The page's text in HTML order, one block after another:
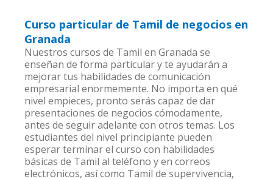
Curso particular de Tamil de negocios en
Granada
Nuestros cursos de Tamil en Granada se
enseñan de forma particular y te ayudarán a
mejorar tus habilidades de comunicación
empresarial enormemente. No importa en qué
nivel empieces, pronto serás capaz de dar
presentaciones de negocios cómodamente,
antes de seguir adelante con otros temas. Los
estudiantes del nivel principiante pueden
esperar terminar el curso con habilidades
básicas de Tamil al teléfono y en correos
electrónicos, así como Tamil de supervivencia,